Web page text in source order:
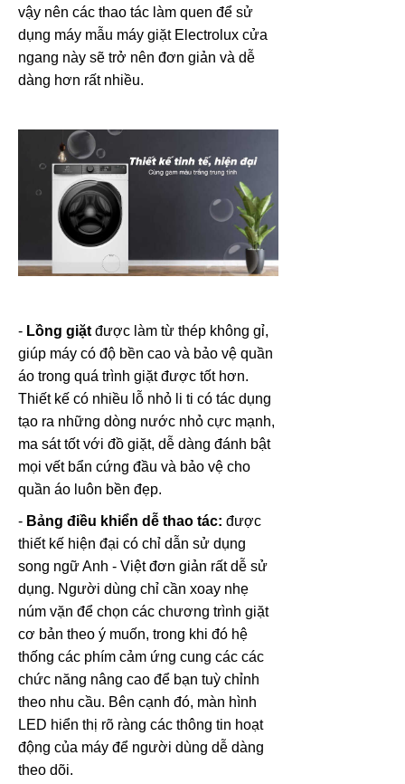
vậy nên các thao tác làm quen để sử
dụng máy mẫu máy giặt Electrolux cửa
ngang này sẽ trở nên đơn giản và dễ
dàng hơn rất nhiều.
- Lồng giặt được làm từ thép không gỉ,
giúp máy có độ bền cao và bảo vệ quần
áo trong quá trình giặt được tốt hơn.
Thiết kế có nhiều lỗ nhỏ li ti có tác dụng
tạo ra những dòng nước nhỏ cực mạnh,
ma sát tốt với đồ giặt, dễ dàng đánh bật
mọi vết bẩn cứng đầu và bảo vệ cho
quần áo luôn bền đẹp.
- Bảng điều khiển dễ thao tác: được
thiết kế hiện đại có chỉ dẫn sử dụng
song ngữ Anh - Việt đơn giản rất dễ sử
dụng. Người dùng chỉ cần xoay nhẹ
núm vặn để chọn các chương trình giặt
cơ bản theo ý muốn, trong khi đó hệ
thống các phím cảm ứng cung các các
chức năng nâng cao để bạn tuỳ chỉnh
theo nhu cầu. Bên cạnh đó, màn hình
LED hiển thị rõ ràng các thông tin hoạt
động của máy để người dùng dễ dàng
theo dõi.